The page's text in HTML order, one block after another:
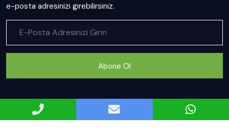
e-posta adresinizi girebilirsiniz.
Abone Ol
Uzman Diyetisyen Esra Aktan web sitesi ve sosyal mecra